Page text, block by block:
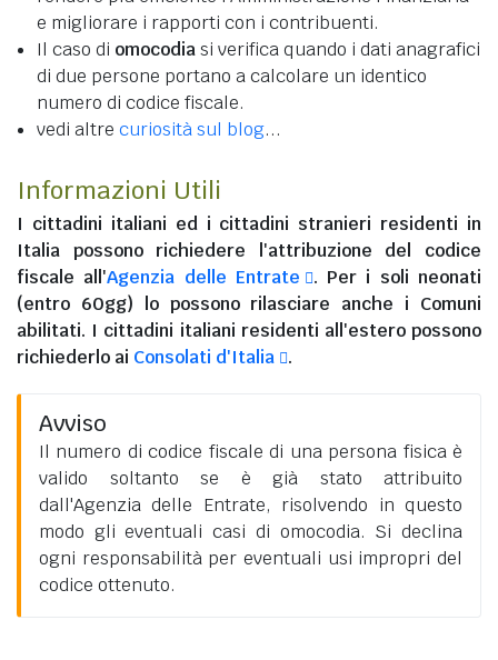
e migliorare i rapporti con i contribuenti.
Il caso di omocodiasi verifica quando i dati anagrafici
di due persone portano a calcolare un identico
numero di codice fiscale.
vedi altre curiosità sul blog...
Informazioni Utili
I cittadini italiani ed i cittadini stranieri residenti in
Italia possono richiedere l'attribuzione del codice
fiscale all'Agenzia delle Entrate
. Per i soli neonati
(entro 60gg) lo possono rilasciare anche i Comuni
abilitati. I cittadini italiani residenti all'esteropossono
richiederlo ai Consolati d'Italia .
Avviso
Il numero di codice fiscale di una persona fisica è
valido soltanto se è già stato attribuito
dall'Agenzia delle Entrate, risolvendo in questo
modo gli eventuali casi di omocodia. Si declina
ogni responsabilità per eventuali usi impropri del
codice ottenuto.